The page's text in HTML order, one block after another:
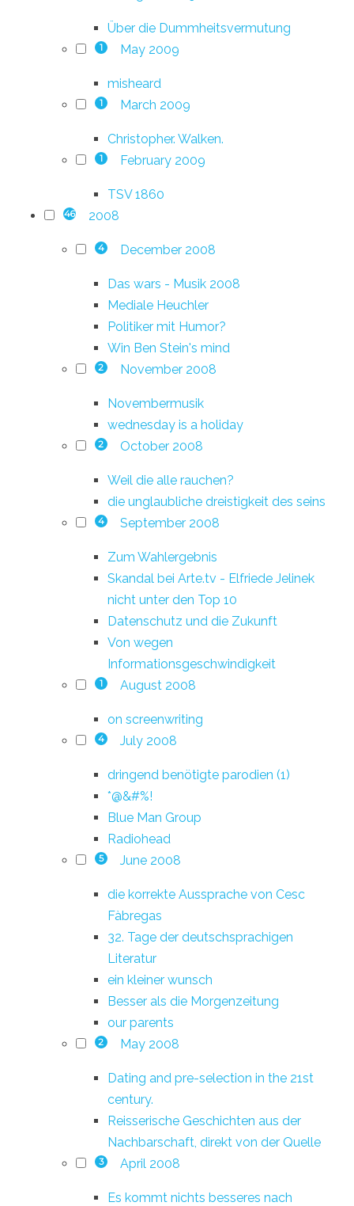
Über die Dummheitsvermutung
1 May 2009
misheard
1 March 2009
Christopher. Walken.
1 February 2009
TSV 1860
46 2008
4 December 2008
Das wars - Musik 2008
Mediale Heuchler
Politiker mit Humor?
Win Ben Stein's mind
2 November 2008
Novembermusik
wednesday is a holiday
2 October 2008
Weil die alle rauchen?
die unglaubliche dreistigkeit des seins
4 September 2008
Zum Wahlergebnis
Skandal bei Arte.tv - Elfriede Jelinek
nicht unter den Top 10
Datenschutz und die Zukunft
Von wegen
Informationsgeschwindigkeit
1 August 2008
on screenwriting
4 July 2008
dringend benötigte parodien (1)
*@&#%!
Blue Man Group
Radiohead
5 June 2008
die korrekte Aussprache von Cesc
Fàbregas
32. Tage der deutschsprachigen
Literatur
ein kleiner wunsch
Besser als die Morgenzeitung
our parents
2 May 2008
Dating and pre-selection in the 21st
century.
Reisserische Geschichten aus der
Nachbarschaft, direkt von der Quelle
3 April 2008
Es kommt nichts besseres nach